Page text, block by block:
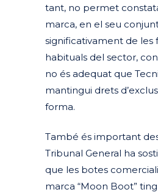
tant, no permet
marca, en el seu
significativament de les
habituals del sector,
no és adequat que
mantingui drets
forma.
També és important
Tribunal General ha
que les botes
marca “Moon Boot”